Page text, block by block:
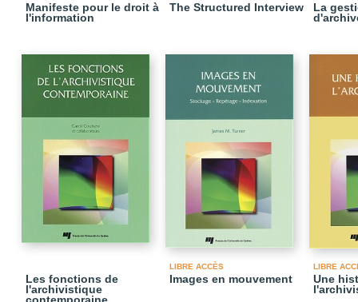
Manifeste pour le droit à
l'information
The Structured Interview
La
Les fonctions de
l'archivistique
LIBRE ACCÈS
Images en mouvement
LIBRE
Une